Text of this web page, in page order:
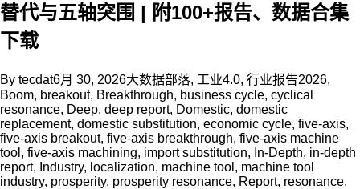
替代与五轴突围 | 附100+报告、数据合集
下载
By tecdat6月 30, 2026大数据部落, 工业4.0, 行业报告2026,
Boom, breakout, Breakthrough, business cycle, cyclical
resonance, Deep, deep report, Domestic, domestic
replacement, domestic substitution, economic cycle, five-axis,
five-axis breakout, five-axis breakthrough, five-axis machine
tool , five-axis machining, import substitution, In-Depth, in-depth
report, Industry, localization, machine tool , machine tool
industry, prosperity, prosperity resonance, Report, resonance,